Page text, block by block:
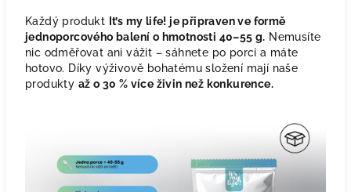
Každý produkt It’s my life! je připraven ve formě
jednoporcového balení o hmotnosti 40–55 g. Nemusíte
nic odměřovat ani vážit – sáhnete po porci a máte
hotovo. Díky výživově bohatému složení mají naše
produkty až o 30 % více živin než konkurence.